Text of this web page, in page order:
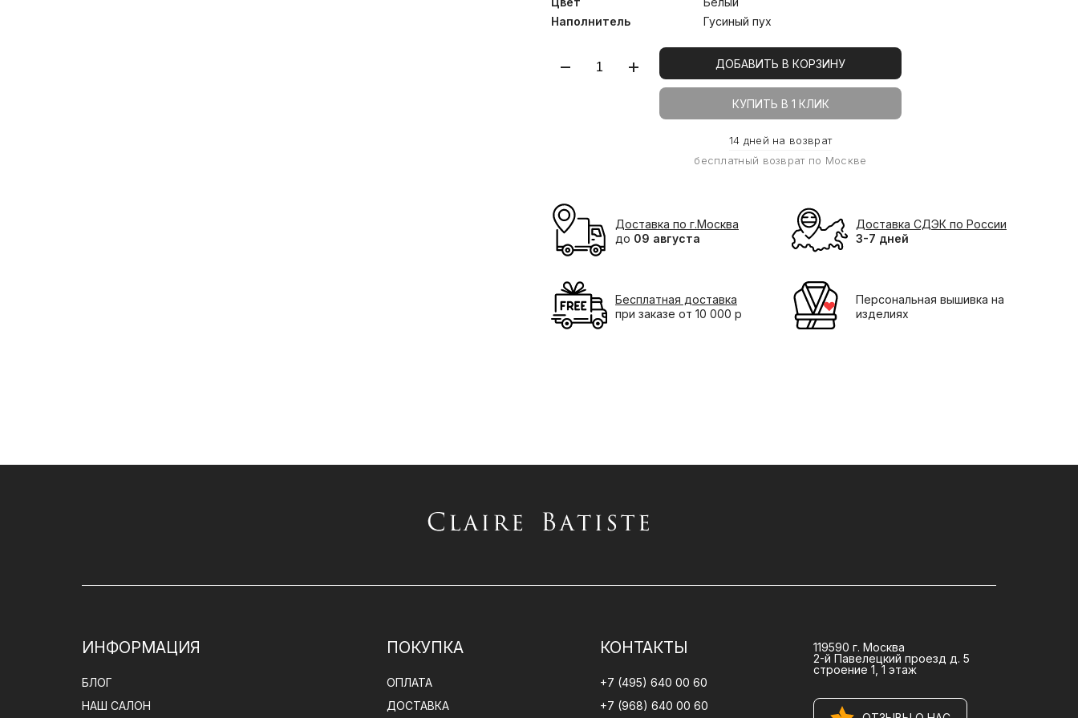
Наполнитель
Гусиный пух
ДОБАВИТЬ В КОРЗИНУ
КУПИТЬ В 1 КЛИК
14 дней на возврат
бесплатный возврат по Москве
Доставка по г.Москва
до 09 августа
Доставка СДЭК по России
3-7 дней
Бесплатная доставка
при заказе от 10 000 р
Персональная вышивка на
изделиях
ИНФОРМАЦИЯ
БЛОГ
НАШ САЛОН
ПОКУПКА
ОПЛАТА
ДОСТАВКА
КОНТАКТЫ
+7 (495) 640 00 60
+7 (968) 640 00 60
119590 г. Москва
2-й Павелецкий проезд д. 5
строение 1, 1 этаж